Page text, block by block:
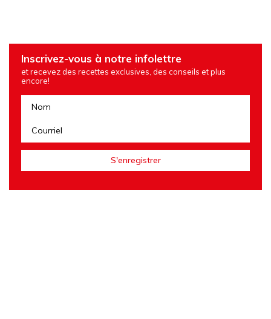
Inscrivez-vous à notre infolettre
et recevez des recettes exclusives, des conseils et plus
encore!